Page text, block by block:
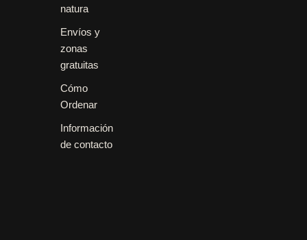
natura
Envíos y
zonas
gratuitas
Cómo
Ordenar
Información
de contacto